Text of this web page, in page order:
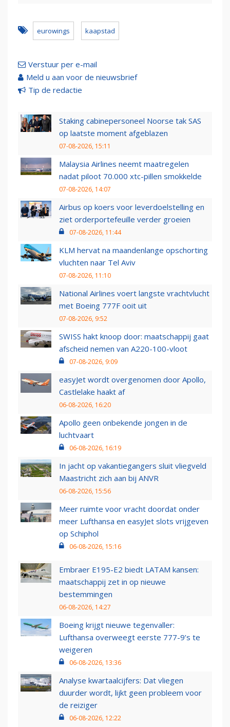
eurowings kaapstad
Verstuur per e-mail
Meld u aan voor de nieuwsbrief
Tip de redactie
Staking cabinepersoneel Noorse tak SAS
op laatste moment afgeblazen
07-08-2026, 15:11
Malaysia Airlines neemt maatregelen
nadat piloot 70.000 xtc-pillen smokkelde
07-08-2026, 14:07
Airbus op koers voor leverdoelstelling en
ziet orderportefeuille verder groeien
07-08-2026, 11:44
KLM hervat na maandenlange opschorting
vluchten naar Tel Aviv
07-08-2026, 11:10
National Airlines voert langste vrachtvlucht
met Boeing 777F ooit uit
07-08-2026, 9:52
SWISS hakt knoop door: maatschappij gaat
afscheid nemen van A220-100-vloot
07-08-2026, 9:09
easyJet wordt overgenomen door Apollo,
Castlelake haakt af
06-08-2026, 16:20
Apollo geen onbekende jongen in de
luchtvaart
06-08-2026, 16:19
In jacht op vakantiegangers sluit vliegveld
Maastricht zich aan bij ANVR
06-08-2026, 15:56
Meer ruimte voor vracht doordat onder
meer Lufthansa en easyJet slots vrijgeven
op Schiphol
06-08-2026, 15:16
Embraer E195-E2 biedt LATAM kansen:
maatschappij zet in op nieuwe
bestemmingen
06-08-2026, 14:27
Boeing krijgt nieuwe tegenvaller:
Lufthansa overweegt eerste 777-9’s te
weigeren
06-08-2026, 13:36
Analyse kwartaalcijfers: Dat vliegen
duurder wordt, lijkt geen probleem voor
de reiziger
06-08-2026, 12:22